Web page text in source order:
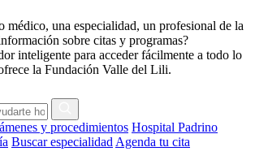
médico, una especialidad, un profesional de la
sobre citas y programas?
inteligente para acceder fácilmente a todo lo
la Fundación Valle del Lili.
y procedimientos Hospital Padrino
Buscar especialidad Agenda tu cita